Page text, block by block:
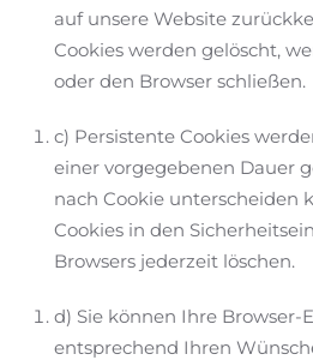
auf unsere Website
Cookies werden gelöscht,
oder den Browser schließen.
c) Persistente Cookies
einer vorgegebenen Dauer
nach Cookie unterscheiden
Cookies in den
Browsers jederzeit löschen.
d) Sie können Ihre Browser-
entsprechend Ihren